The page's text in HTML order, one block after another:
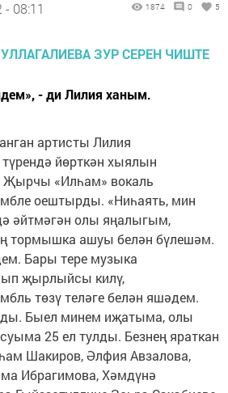
08:11 1874 0 5
- ди Лилия ханым.
артисты Лилия
йөрткән хыялын
«Илһам» вокаль
оештырды. «Ниһаять, мин
әйтмәгән олы яңалыгым,
тормышка ашуы белән бүлешәм.
Бары тере музыка
җырлыйсы килү,
төзү теләге белән яшәдем.
Быел минем иҗатыма, олы
25 ел тулды. Безнең яраткан
Шакиров, Әлфия Авзалова,
Ибрагимова, Хәмдүнә